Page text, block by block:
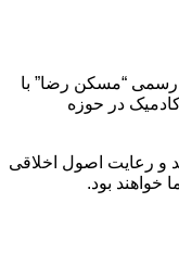
رسمی “مسکن رضا” با
در حوزه
و رعایت اصول اخلاقی
خواهند بود.